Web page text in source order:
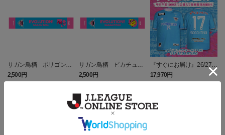
サガン鳥栖 ポリゴンZ
タオルマフラー
2,500円
サガン鳥栖 ピカチュウ
タオルマフラー
2,500円
『すぐにお届け』26/27レ
プリカユニフォームFP1st
No.17 SAGANTINO
17,970円